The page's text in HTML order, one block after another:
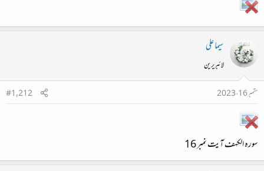
سیما علی
لائبریرین
ستمبر 16، 2023
#1,212
سورہ الکہف آیت نمبر 16